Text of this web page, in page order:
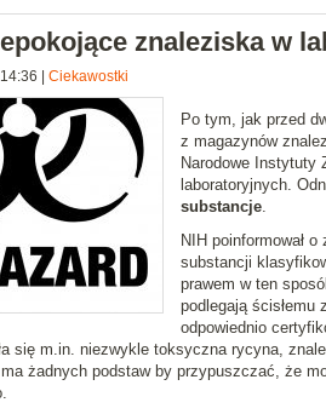
znaleziska w
Ciekawostki
Po tym, jak przed
z magazynów
Narodowe Instytuty
laboratoryjnych.
substancje.
NIH poinformował
substancji
prawem w ten
podlegają ścisłemu
odpowiednio
się m.in. niezwykle toksyczna rycyna,
żadnych podstaw by przypuszczać, że